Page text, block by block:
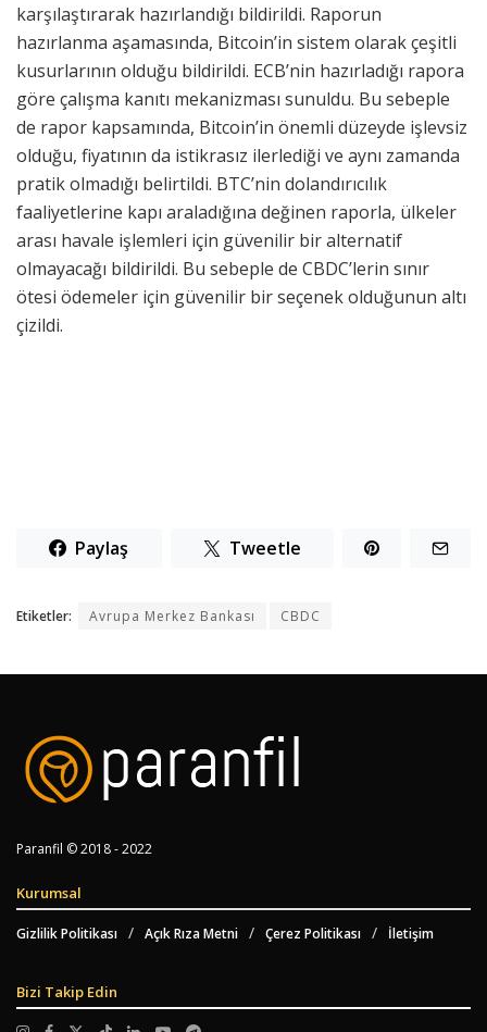
karşılaştırarak hazırlandığı bildirildi. Raporun
hazırlanma aşamasında, Bitcoin’in sistem olarak çeşitli
kusurlarının olduğu bildirildi. ECB’nin hazırladığı rapora
göre çalışma kanıtı mekanizması sunuldu. Bu sebeple
de rapor kapsamında, Bitcoin’in önemli düzeyde işlevsiz
olduğu, fiyatının da istikrasız ilerlediği ve aynı zamanda
pratik olmadığı belirtildi. BTC’nin dolandırıcılık
faaliyetlerine kapı araladığına değinen raporla, ülkeler
arası havale işlemleri için güvenilir bir alternatif
olmayacağı bildirildi. Bu sebeple de CBDC’lerin sınır
ötesi ödemeler için güvenilir bir seçenek olduğunun altı
çizildi.
Paylaş Tweetle
Etiketler: Avrupa Merkez Bankası CBDC
Paranfil © 2018 - 2022
Kurumsal
Gizlilik Politikası Açık Rıza Metni Çerez Politikası İletişim
Bizi Takip Edin